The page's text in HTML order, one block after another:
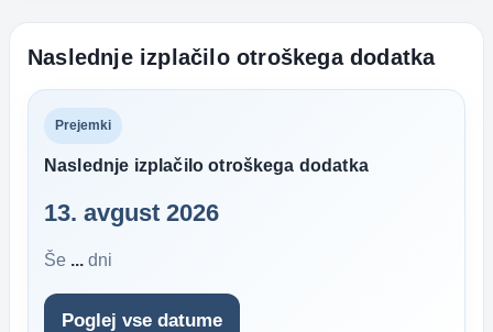
Naslednje izplačilo otroškega dodatka
Prejemki
Naslednje izplačilo otroškega dodatka
13. avgust 2026
Še ... dni
Poglej vse datume